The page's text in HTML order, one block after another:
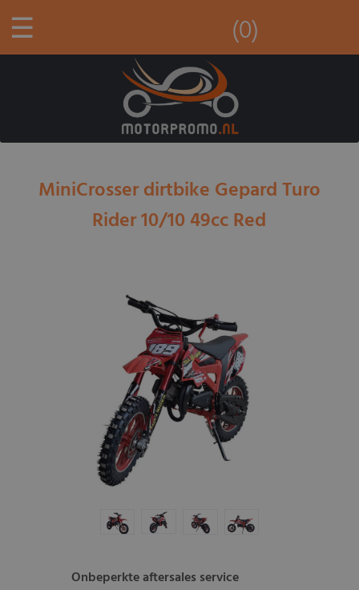
☰ (0)
MiniCrosser dirtbike Gepard Turo
Rider 10/10 49cc Red
Onbeperkte aftersales service